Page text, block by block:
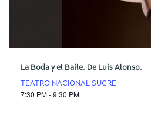
La Boda y el Baile. De Luis Alonso.
TEATRO NACIONAL SUCRE
7:30 PM - 9:30 PM